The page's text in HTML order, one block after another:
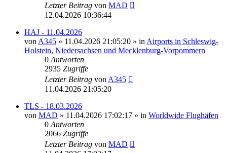
Letzter Beitrag von MAD
12.04.2026 10:36:44
HAJ - 11.04.2026
von A345 » 11.04.2026 21:05:20 » in Airports in Schleswig-
Holstein, Niedersachsen und Mecklenburg-Vorpommern
0 Antworten
2935 Zugriffe
Letzter Beitrag von A345
11.04.2026 21:05:20
TLS - 18.03.2026
von MAD » 11.04.2026 17:02:17 » in Worldwide Flughäfen
0 Antworten
2066 Zugriffe
Letzter Beitrag von MAD